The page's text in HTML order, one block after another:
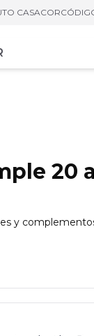
CASACOR
20
y